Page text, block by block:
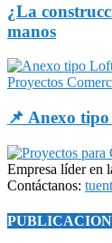
¿La
manos
Proyectos
📌 Anexo
Empresa líder en
Contáctanos: